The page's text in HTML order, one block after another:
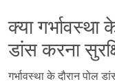
क्या गर्भावस्था
डांस करना
गर्भावस्था के दौरान पोल